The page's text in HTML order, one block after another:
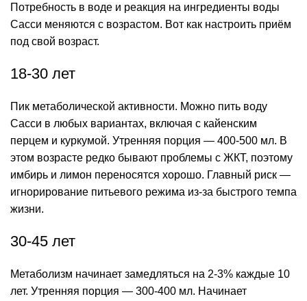
Потребность в воде и реакция на ингредиенты воды
Сасси меняются с возрастом. Вот как настроить приём
под свой возраст.
18-30 лет
Пик метаболической активности. Можно пить воду
Сасси в любых вариантах, включая с кайенским
перцем и куркумой. Утренняя порция — 400-500 мл. В
этом возрасте редко бывают проблемы с ЖКТ, поэтому
имбирь и лимон переносятся хорошо. Главный риск —
игнорирование питьевого режима из-за быстрого темпа
жизни.
30-45 лет
Метаболизм начинает замедляться на 2-3% каждые 10
лет. Утренняя порция — 300-400 мл. Начинает